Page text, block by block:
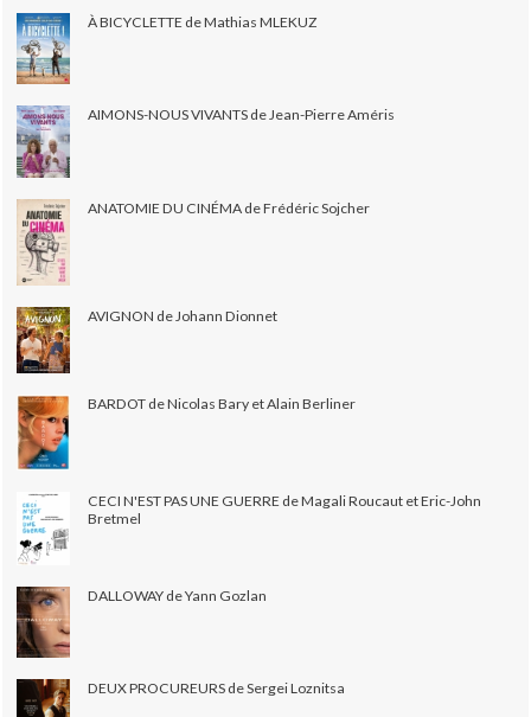
À BICYCLETTE de Mathias MLEKUZ
AIMONS-NOUS VIVANTS de Jean-Pierre Améris
ANATOMIE DU CINÉMA de Frédéric Sojcher
AVIGNON de Johann Dionnet
BARDOT de Nicolas Bary et Alain Berliner
CECI N'EST PAS UNE GUERRE de Magali Roucaut et Eric-John
Bretmel
DALLOWAY de Yann Gozlan
DEUX PROCUREURS de Sergei Loznitsa